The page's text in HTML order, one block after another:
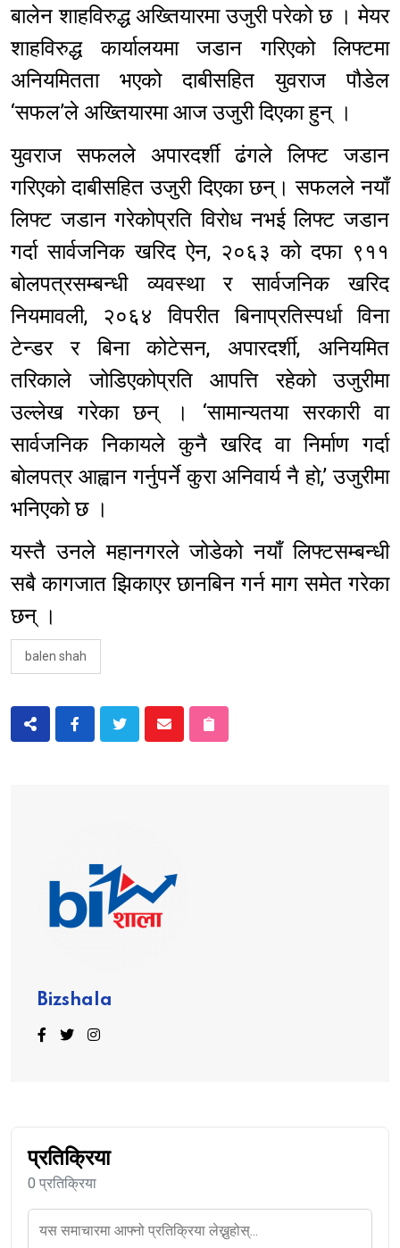
बालेन शाहविरुद्ध अख्तियारमा उजुरी परेको छ । मेयर
शाहविरुद्ध कार्यालयमा जडान गरिएको लिफ्टमा
अनियमितता भएको दाबीसहित युवराज पौडेल
‘सफल’ले अख्तियारमा आज उजुरी दिएका हुन् ।
युवराज सफलले अपारदर्शी ढंगले लिफ्ट जडान
गरिएको दाबीसहित उजुरी दिएका छन्। सफलले नयाँ
लिफ्ट जडान गरेकोप्रति विरोध नभई लिफ्ट जडान
गर्दा सार्वजनिक खरिद ऐन, २०६३ को दफा ९११
बोलपत्रसम्बन्धी व्यवस्था र सार्वजनिक खरिद
नियमावली, २०६४ विपरीत बिनाप्रतिस्पर्धा विना
टेन्डर र बिना कोटेसन, अपारदर्शी, अनियमित
तरिकाले जोडिएकोप्रति आपत्ति रहेको उजुरीमा
उल्लेख गरेका छन् । ‘सामान्यतया सरकारी वा
सार्वजनिक निकायले कुनै खरिद वा निर्माण गर्दा
बोलपत्र आह्वान गर्नुपर्ने कुरा अनिवार्य नै हो,’ उजुरीमा
भनिएको छ ।
यस्तै उनले महानगरले जोडेको नयाँ लिफ्टसम्बन्धी
सबै कागजात झिकाएर छानबिन गर्न माग समेत गरेका
छन् ।
balen shah
Bizshala
प्रतिक्रिया
0 प्रतिक्रिया